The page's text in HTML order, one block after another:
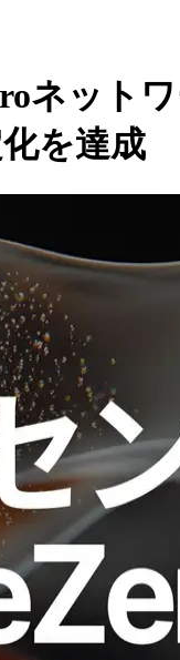
ネット
を達成